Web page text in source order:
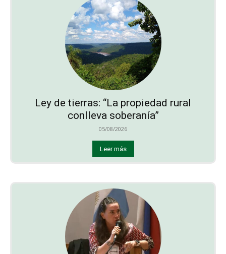
Ley de tierras: “La propiedad rural
conlleva soberanía”
05/08/2026
Leer más